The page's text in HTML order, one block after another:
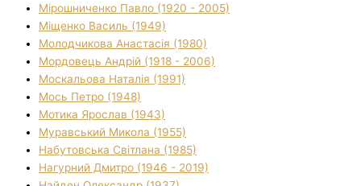
Мірошниченко Павло (1920 - 2005)
Міщенко Василь (1949)
Молодчикова Анастасія (1980)
Мордовець Андрій (1918 - 2006)
Москальова Наталія (1991)
Мось Петро (1948)
Мотика Ярослав (1943)
Муравський Микола (1955)
Набутовська Світлана (1985)
Нагурний Дмитро (1946 - 2019)